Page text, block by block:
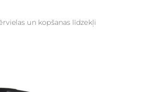
un kopšanas līdzekļi